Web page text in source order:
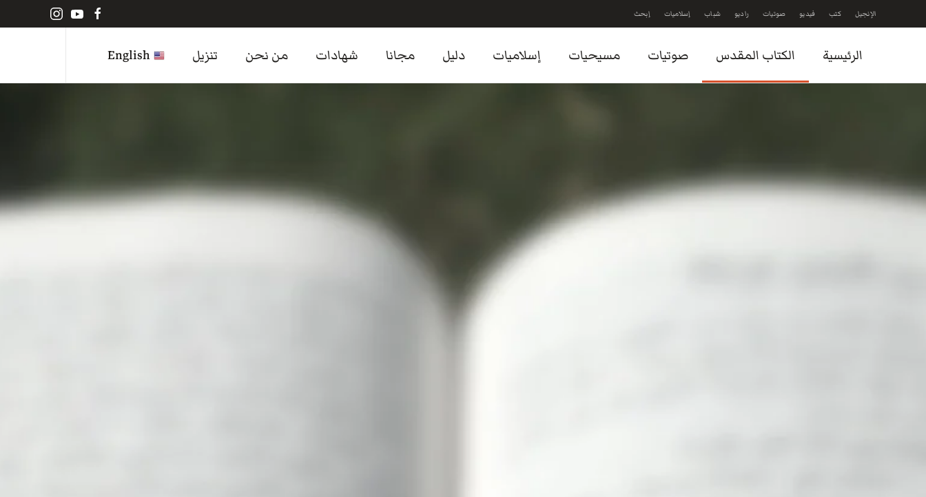
الإنجيل كتب فيديو صوتيات راديو شباب إسلاميات إبحث
الرئيسية الكتاب المقدس صوتيات مسيحيات إسلاميات دليل مجانا شهادات من نحن تنزيل English